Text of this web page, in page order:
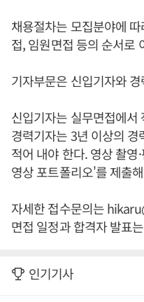
채용절차는 모집분야에
접, 임원면접 등의 순서로
기자부문은 신입기자와
신입기자는 실무면접에서
경력기자는 3년 이상의
적어 내야 한다. 영상 촬영
영상 포트폴리오'를 제출
자세한 접수문의는
면접 일정과 합격자 발표
인기기사